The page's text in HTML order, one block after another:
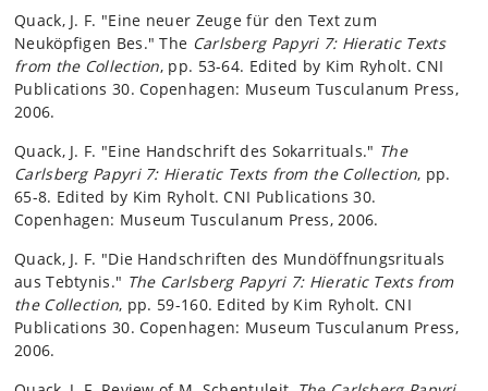
Quack, J. F. "Eine neuer Zeuge für den Text zum
Neuköpfigen Bes." The Carlsberg Papyri 7: Hieratic Texts
from the Collection, pp. 53-64. Edited by Kim Ryholt. CNI
Publications 30. Copenhagen: Museum Tusculanum Press,
2006.
Quack, J. F. "Eine Handschrift des Sokarrituals." The
Carlsberg Papyri 7: Hieratic Texts from the Collection, pp.
65-8. Edited by Kim Ryholt. CNI Publications 30.
Copenhagen: Museum Tusculanum Press, 2006.
Quack, J. F. "Die Handschriften des Mundöffnungsrituals
aus Tebtynis." The Carlsberg Papyri 7: Hieratic Texts from
the Collection, pp. 59-160. Edited by Kim Ryholt. CNI
Publications 30. Copenhagen: Museum Tusculanum Press,
2006.